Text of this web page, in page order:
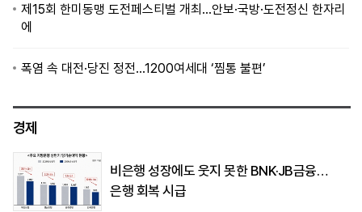
제15회 한미동맹 도전페스티벌 개최…안보·국방·도전정신 한자리
에
폭염 속 대전·당진 정전…1200여세대 ‘찜통 불편’
경제
비은행 성장에도 웃지 못한 BNK·JB금융…
은행 회복 시급